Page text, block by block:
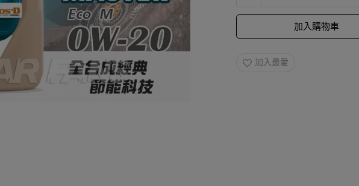
加入購物車
加入最愛